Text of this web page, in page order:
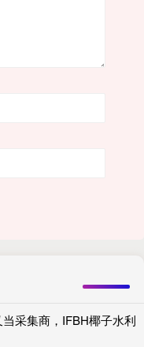
采集商，IFBH椰子水利